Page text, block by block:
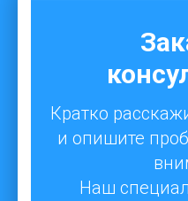
Кратко
и опишите
Наш